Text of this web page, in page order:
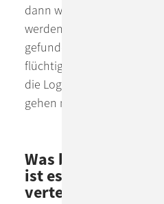
dann wichtig, wenn Logs
werden und nach
gefunden werden sollen.
flüchtigen Containern ist
die Logs zentral zu
gehen mit Restart des
Was bedeutet
ist es für
verteilte Systeme